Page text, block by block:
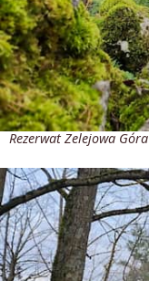
Rezerwat Zelejowa